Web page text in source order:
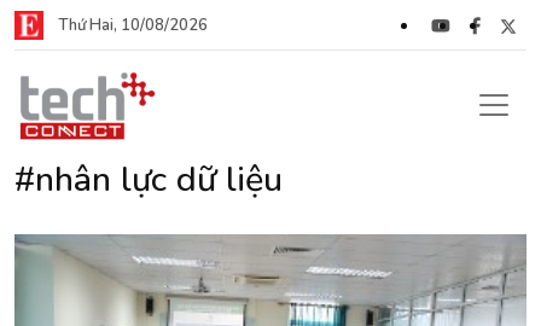
Thứ Hai, 10/08/2026
#nhân lực dữ liệu